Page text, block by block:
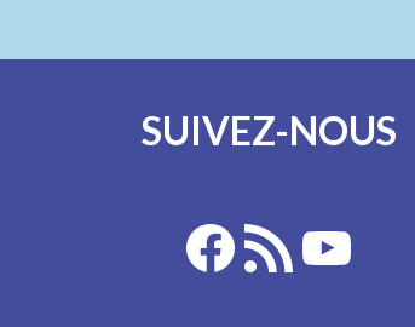
SUIVEZ-NOUS